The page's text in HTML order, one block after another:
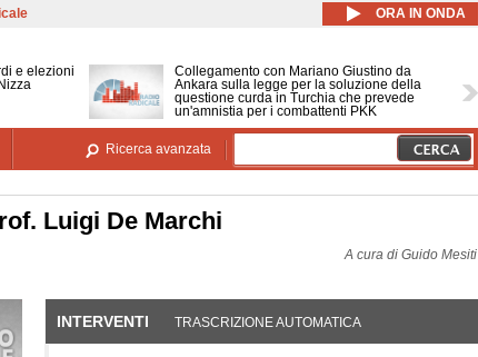
principale ORA IN ONDA
e elezioni
Collegamento con Mariano Giustino da
Ankara sulla legge per la soluzione della
questione curda in Turchia che prevede
un'amnistia per i combattenti PKK
Ricerca avanzata
Luigi De Marchi
A cura di Guido Mesiti
INTERVENTI (SCHEDA ATTIVA)
TRASCRIZIONE AUTOMATICA